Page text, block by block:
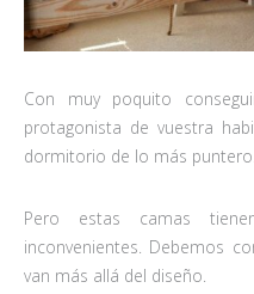
Con muy poquito
protagonista de vuestra
dormitorio de lo más puntero.
Pero estas camas
inconvenientes. Debemos
van más allá del diseño.